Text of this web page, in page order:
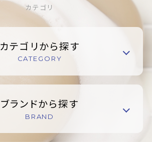
カテゴリ
カテゴリから探す
CATEGORY
ブランドから探す
BRAND